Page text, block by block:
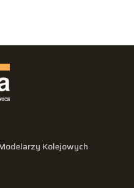
Kolejowych